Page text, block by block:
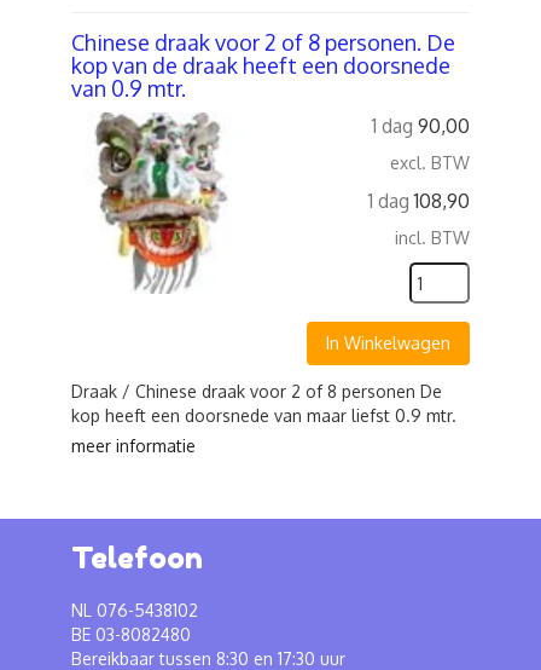
Chinese draak voor 2 of 8 personen. De
kop van de draak heeft een doorsnede
van 0.9 mtr.
1 dag 90,00
excl. BTW
1 dag 108,90
incl. BTW
In Winkelwagen
Draak / Chinese draak voor 2 of 8 personen De
kop heeft een doorsnede van maar liefst 0.9 mtr.
meer informatie
Telefoon
NL 076-5438102
BE 03-8082480
Bereikbaar tussen 8:30 en 17:30 uur